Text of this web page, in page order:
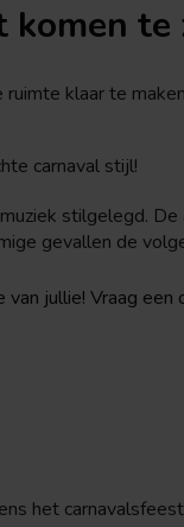
te
klaar te
carnaval stijl!
stilgelegd.
gevallen de
jullie! Vraag een
het